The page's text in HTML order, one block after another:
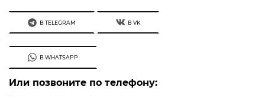
В TELEGRAM В VK
В WHATSAPP
Или позвоните по телефону: